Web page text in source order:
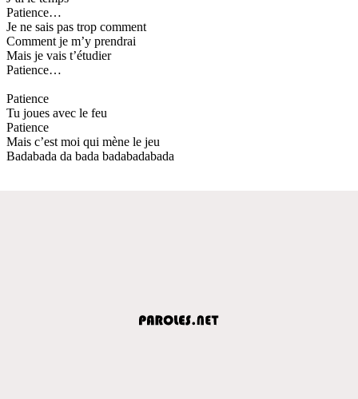
Patience…
Je ne sais pas trop comment
Comment je m’y prendrai
Mais je vais t’étudier
Patience…
Patience
Tu joues avec le feu
Patience
Mais c’est moi qui mène le jeu
Badabada da bada badabadabada